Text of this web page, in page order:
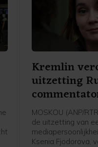
Kremlin
uitzetting
Frankrijk
MOSKOU (ANP/
de uitzetting van
Ksenia Fjodorova,